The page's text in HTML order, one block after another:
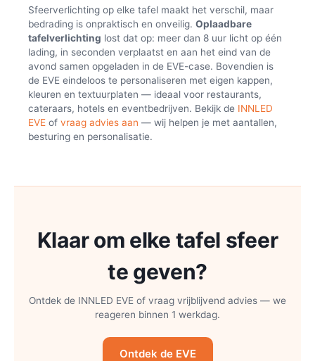
Sfeerverlichting op elke tafel maakt het verschil, maar
bedrading is onpraktisch en onveilig. Oplaadbare
tafelverlichting lost dat op: meer dan 8 uur licht op één
lading, in seconden verplaatst en aan het eind van de
avond samen opgeladen in de EVE-case. Bovendien is
de EVE eindeloos te personaliseren met eigen kappen,
kleuren en textuurplaten — ideaal voor restaurants,
cateraars, hotels en eventbedrijven. Bekijk de INNLED
EVE of vraag advies aan — wij helpen je met aantallen,
besturing en personalisatie.
Klaar om elke tafel sfeer
te geven?
Ontdek de INNLED EVE of vraag vrijblijvend advies — we
reageren binnen 1 werkdag.
Ontdek de EVE